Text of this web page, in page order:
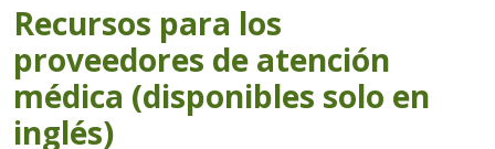
Recursos para los
proveedores de atención
médica (disponibles solo en
inglés)